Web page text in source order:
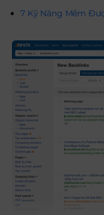
7 Kỹ Năng Mềm